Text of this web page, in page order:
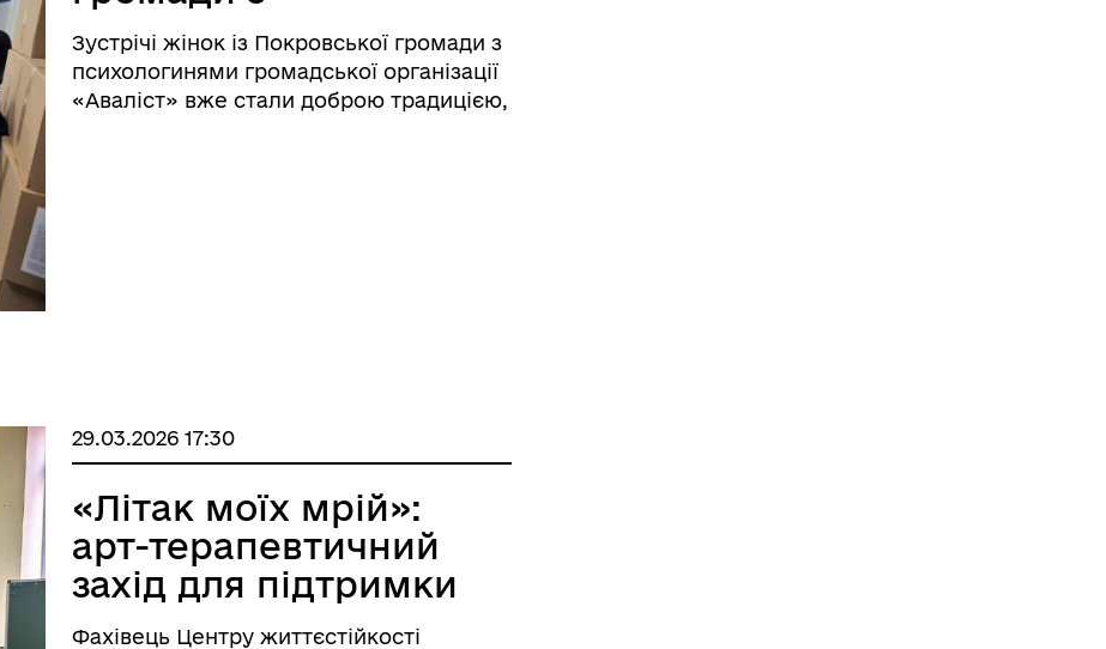
Соціальні послуги
🤝🏻ВЕТЕРАНАМ
психологинями ГО
«Аваліст»
Зустрічі жінок із Покровської громади з
психологинями громадської організації
«Аваліст» вже стали доброю традицією,
29.03.2026 17:30
«Літак моїх мрій»:
арт-терапевтичний
захід для підтримки
емоційного стану
Фахівець Центру життєстійкості